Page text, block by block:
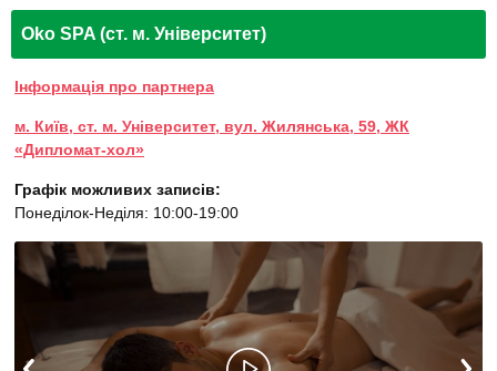
Oko SPA (ст. м. Університет)
Інформація про партнера
м. Київ, ст. м. Університет, вул. Жилянська, 59, ЖК
«Дипломат-хол»
Графік можливих записів:
Понеділок-Неділя: 10:00-19:00